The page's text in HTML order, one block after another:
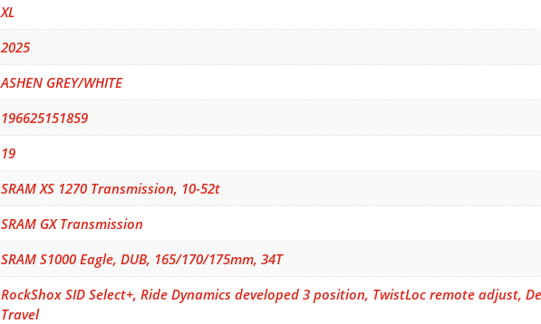
XL
2025
ASHEN GREY/WHITE
196625151859
19
SRAM XS 1270 Transmission, 10-52t
SRAM GX Transmission
SRAM S1000 Eagle, DUB, 165/170/175mm, 34T
RockShox SID Select+, Ride Dynamics developed 3 position, TwistLoc remote adjust,
Travel